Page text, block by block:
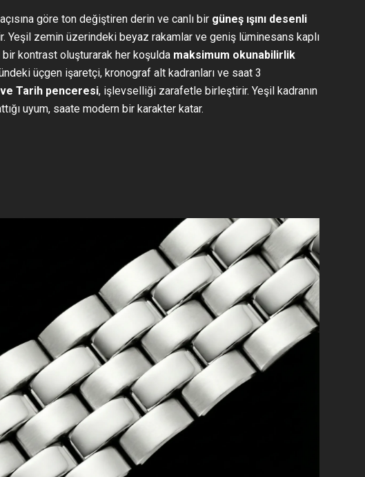
açısına göre ton değiştiren derin ve canlı bir güneş ışını desenli
Yeşil zemin üzerindeki beyaz rakamlar ve geniş lüminesans kaplı
kontrast oluşturarak her koşulda maksimum okunabilirlik
üçgen işaretçi, kronograf alt kadranları ve saat 3
ve Tarih penceresi, işlevselliği zarafetle birleştirir. Yeşil kadranın
uyum, saate modern bir karakter katar.